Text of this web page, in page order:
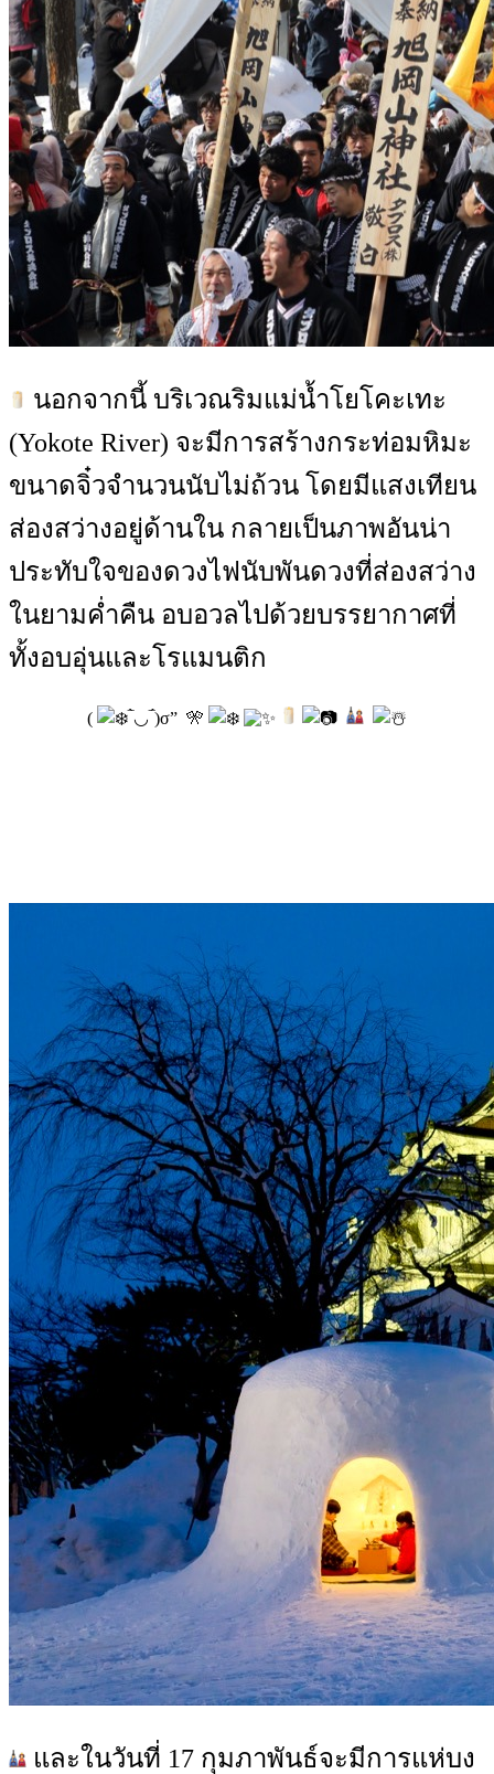
นอกจากนี้ บริเวณริมแม่น้ำโยโคะเทะ
(Yokote River) จะมีการสร้างกระท่อมหิมะ
ขนาดจิ๋วจำนวนนับไม่ถ้วน โดยมีแสงเทียน
ส่องสว่างอยู่ด้านใน กลายเป็นภาพอันน่า
ประทับใจของดวงไฟนับพันดวงที่ส่องสว่าง
ในยามค่ำคืน อบอวลไปด้วยบรรยากาศที่
ทั้งอบอุ่นและโรแมนติก
( ‾̀◡‾́)σ” 🎌
และในวันที่ 17 กุมภาพันธ์จะมีการแห่บง